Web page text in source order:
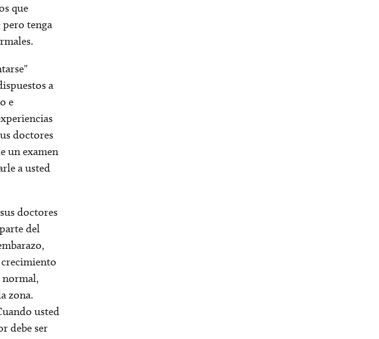
que
pero tenga
a
e
doctores
un examen
a usted
doctores
del
normal,
zona.
usted
debe ser